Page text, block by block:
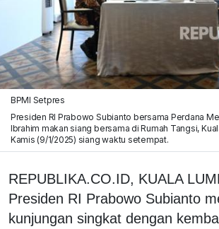
BPMI Setpres
Presiden RI Prabowo Subianto bersama Perdana
Ibrahim makan siang bersama di Rumah Tangsi,
Kamis (9/1/2025) siang waktu setempat.
REPUBLIKA.CO.ID, KUALA
Presiden RI Prabowo Subianto
kunjungan singkat dengan